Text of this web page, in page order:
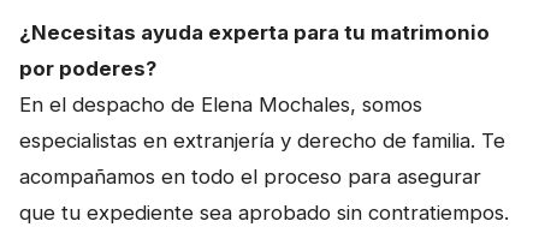
¿Necesitas ayuda experta para tu matrimonio
por poderes?
En el despacho de Elena Mochales, somos
especialistas en extranjería y derecho de familia. Te
acompañamos en todo el proceso para asegurar
que tu expediente sea aprobado sin contratiempos.